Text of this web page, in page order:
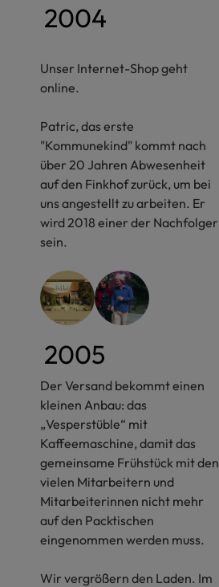
2004
Unser Internet-Shop geht
online.
Patric, das erste
"Kommunekind" kommt nach
über 20 Jahren Abwesenheit
auf den Finkhof zurück, um bei
uns angestellt zu arbeiten. Er
wird 2018 einer der Nachfolger
sein.
2005
Der Versand bekommt einen
kleinen Anbau: das
„Vesperstüble“ mit
Kaffeemaschine, damit das
gemeinsame Frühstück mit den
vielen Mitarbeitern und
Mitarbeiterinnen nicht mehr
auf den Packtischen
eingenommen werden muss.
Wir vergrößern den Laden. Im